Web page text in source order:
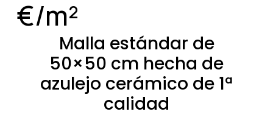
€/m²
Malla estándar de
50×50 cm hecha de
azulejo cerámico de 1ª
calidad